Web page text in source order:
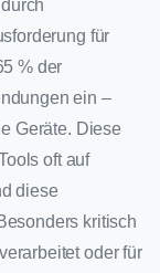
für
% der
ein –
Geräte. Diese
oft auf
diese
kritisch
oder für